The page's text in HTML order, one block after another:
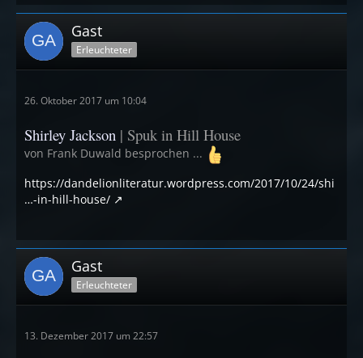
Gast
Erleuchteter
26. Oktober 2017 um 10:04
Shirley Jackson | Spuk in Hill House
von Frank Duwald besprochen ...
https://dandelionliteratur.wordpress.com/2017/10/24/shi
…-in-hill-house/
Gast
Erleuchteter
13. Dezember 2017 um 22:57